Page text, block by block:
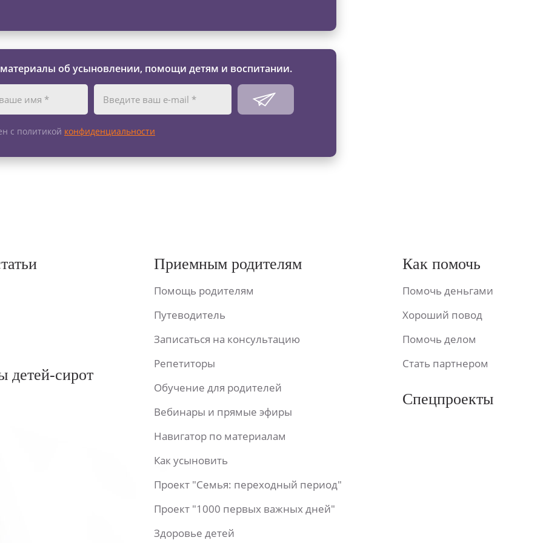
об усыновлении, помощи детям и воспитании.
с политикой конфиденциальности
детей-сирот
Приемным родителям
Помощь родителям
Путеводитель
Записаться на консультацию
Репетиторы
Обучение для родителей
Вебинары и прямые эфиры
Навигатор по материалам
Как усыновить
Проект "Семья: переходный период"
Проект "1000 первых важных дней"
Здоровье детей
Как помочь
Помочь деньгами
Хороший повод
Помочь делом
Стать партнером
Спецпроекты